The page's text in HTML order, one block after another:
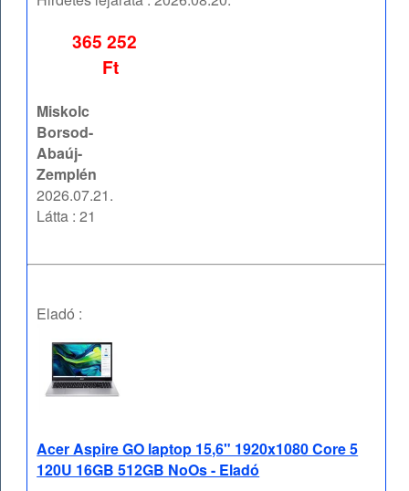
365 252
Ft
Miskolc
Borsod-
Abaúj-
Zemplén
2026.07.21.
Látta : 21
Eladó :
Acer Aspire GO laptop 15,6" 1920x1080 Core 5
120U 16GB 512GB NoOs - Eladó